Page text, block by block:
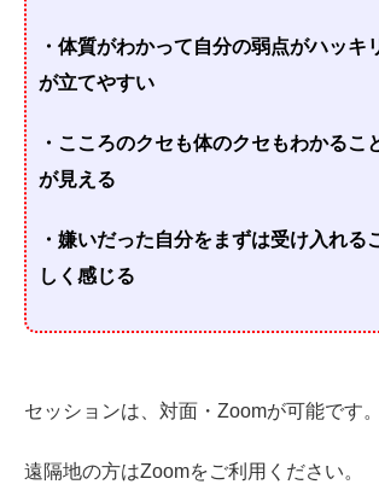
・体質がわかって自分の弱点がハッキ
が立てやすい
・こころのクセも体のクセもわかるこ
が見える
・嫌いだった自分をまずは受け入れる
しく感じる
セッションは、対面・Zoomが可能です。
遠隔地の方はZoomをご利用ください。